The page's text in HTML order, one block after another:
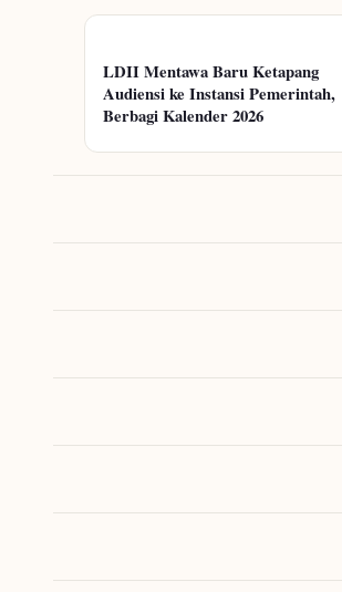
LDII Mentawa Baru Ketapang
Audiensi ke Instansi Pemerintah,
Berbagi Kalender 2026